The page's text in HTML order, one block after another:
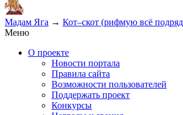
Мадам Яга → Кот–скот (рифмую всё
Меню
О проекте
Новости портала
Правила сайта
Возможности пользователей
Поддержать проект
Конкурсы